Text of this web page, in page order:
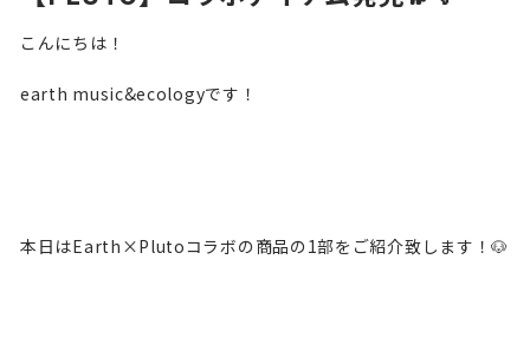
こんにちは！
earth music&ecologyです！
本日はEarth×Plutoコラボの商品の1部をご紹介致します！🐶